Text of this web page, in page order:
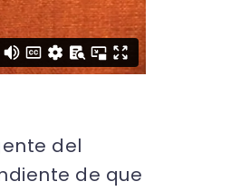
del
de que